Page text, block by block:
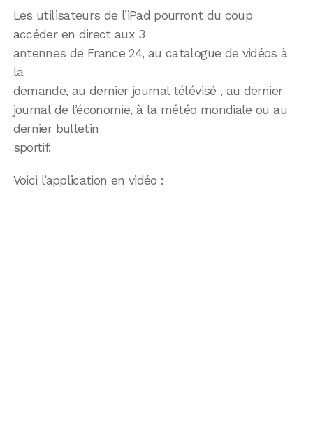
Les utilisateurs de l’iPad pourront du coup
accéder en direct aux 3
antennes de France 24, au catalogue de vidéos à
la
demande, au dernier journal télévisé , au dernier
journal de l’économie, à la météo mondiale ou au
dernier bulletin
sportif.
Voici l’application en vidéo :